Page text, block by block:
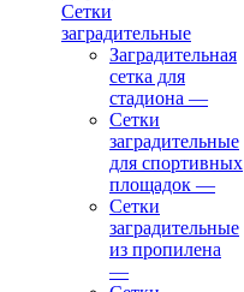
Сетки
заградительные
Заградительная
сетка для
стадиона —
Сетки
заградительные
для спортивных
площадок —
Сетки
заградительные
из пропилена
—